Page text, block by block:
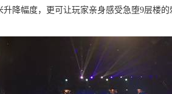
升降幅度，更可让玩家亲身感受急堕9层楼